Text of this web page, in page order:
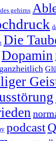
gehirns
Die
Dopamin
ganzheitlich
podcast